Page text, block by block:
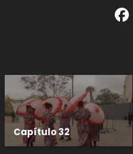
Capítulo 32